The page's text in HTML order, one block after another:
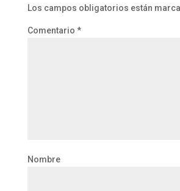
Los campos obligatorios están
Comentario *
Nombre